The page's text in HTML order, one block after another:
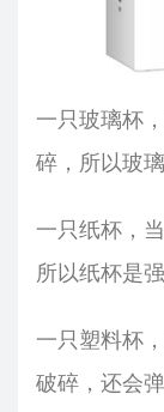
一只玻璃杯
碎，所以玻
一只纸杯，
所以纸杯是强
一只塑料杯
破碎，还会